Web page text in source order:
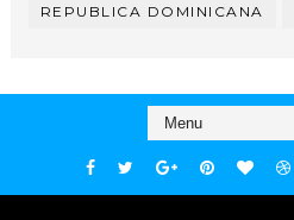
REPUBLICA DOMINICANA